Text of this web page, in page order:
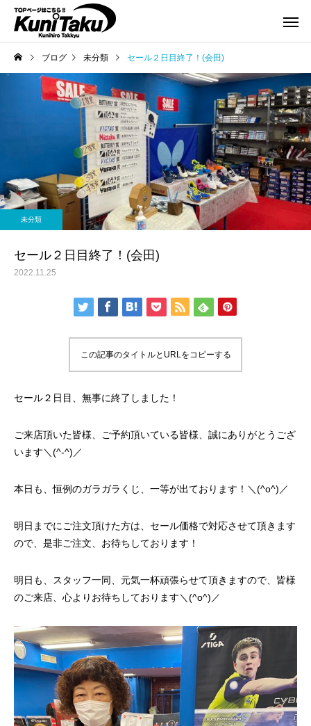
ブログ 未分類 セール２日目終了！(会田)
未分類
セール２日目終了！(会田)
2022.11.25
この記事のタイトルとURLをコピーする
セール２日目、無事に終了しました！
ご来店頂いた皆様、ご予約頂いている皆様、誠にありがとうござ
います＼(^-^)／
本日も、恒例のガラガラくじ、一等が出ております！＼(^o^)／
明日までにご注文頂けた方は、セール価格で対応させて頂きます
ので、是非ご注文、お待ちしております！
明日も、スタッフ一同、元気一杯頑張らせて頂きますので、皆様
のご来店、心よりお待ちしております＼(^o^)／